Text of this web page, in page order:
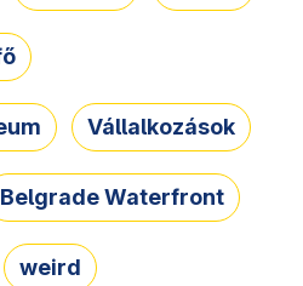
Vállalkozások
Belgrade Waterfront
weird